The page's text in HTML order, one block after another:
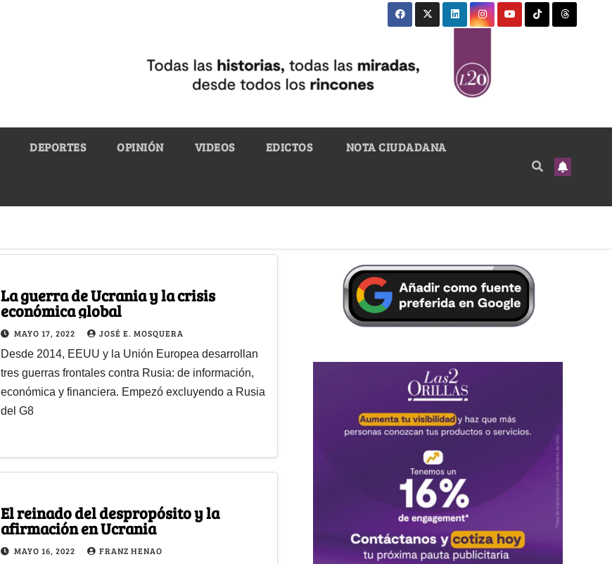
DEPORTES OPINIÓN VIDEOS EDICTOS NOTA CIUDADANA
La guerra de Ucrania y la crisis
económica global
MAYO 17, 2022 JOSÉ E. MOSQUERA
Desde 2014, EEUU y la Unión Europea desarrollan
tres guerras frontales contra Rusia: de información,
económica y financiera. Empezó excluyendo a Rusia
del G8
El reinado del despropósito y la
afirmación en Ucrania
MAYO 16, 2022 FRANZ HENAO